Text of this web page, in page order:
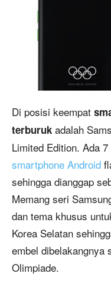
Di posisi keempat
terburuk adalah
Limited Edition. Ada
smartphone Android
sehingga dianggap
Memang seri
dan tema khusus
Korea Selatan
embel dibelakangnya
Olimpiade.